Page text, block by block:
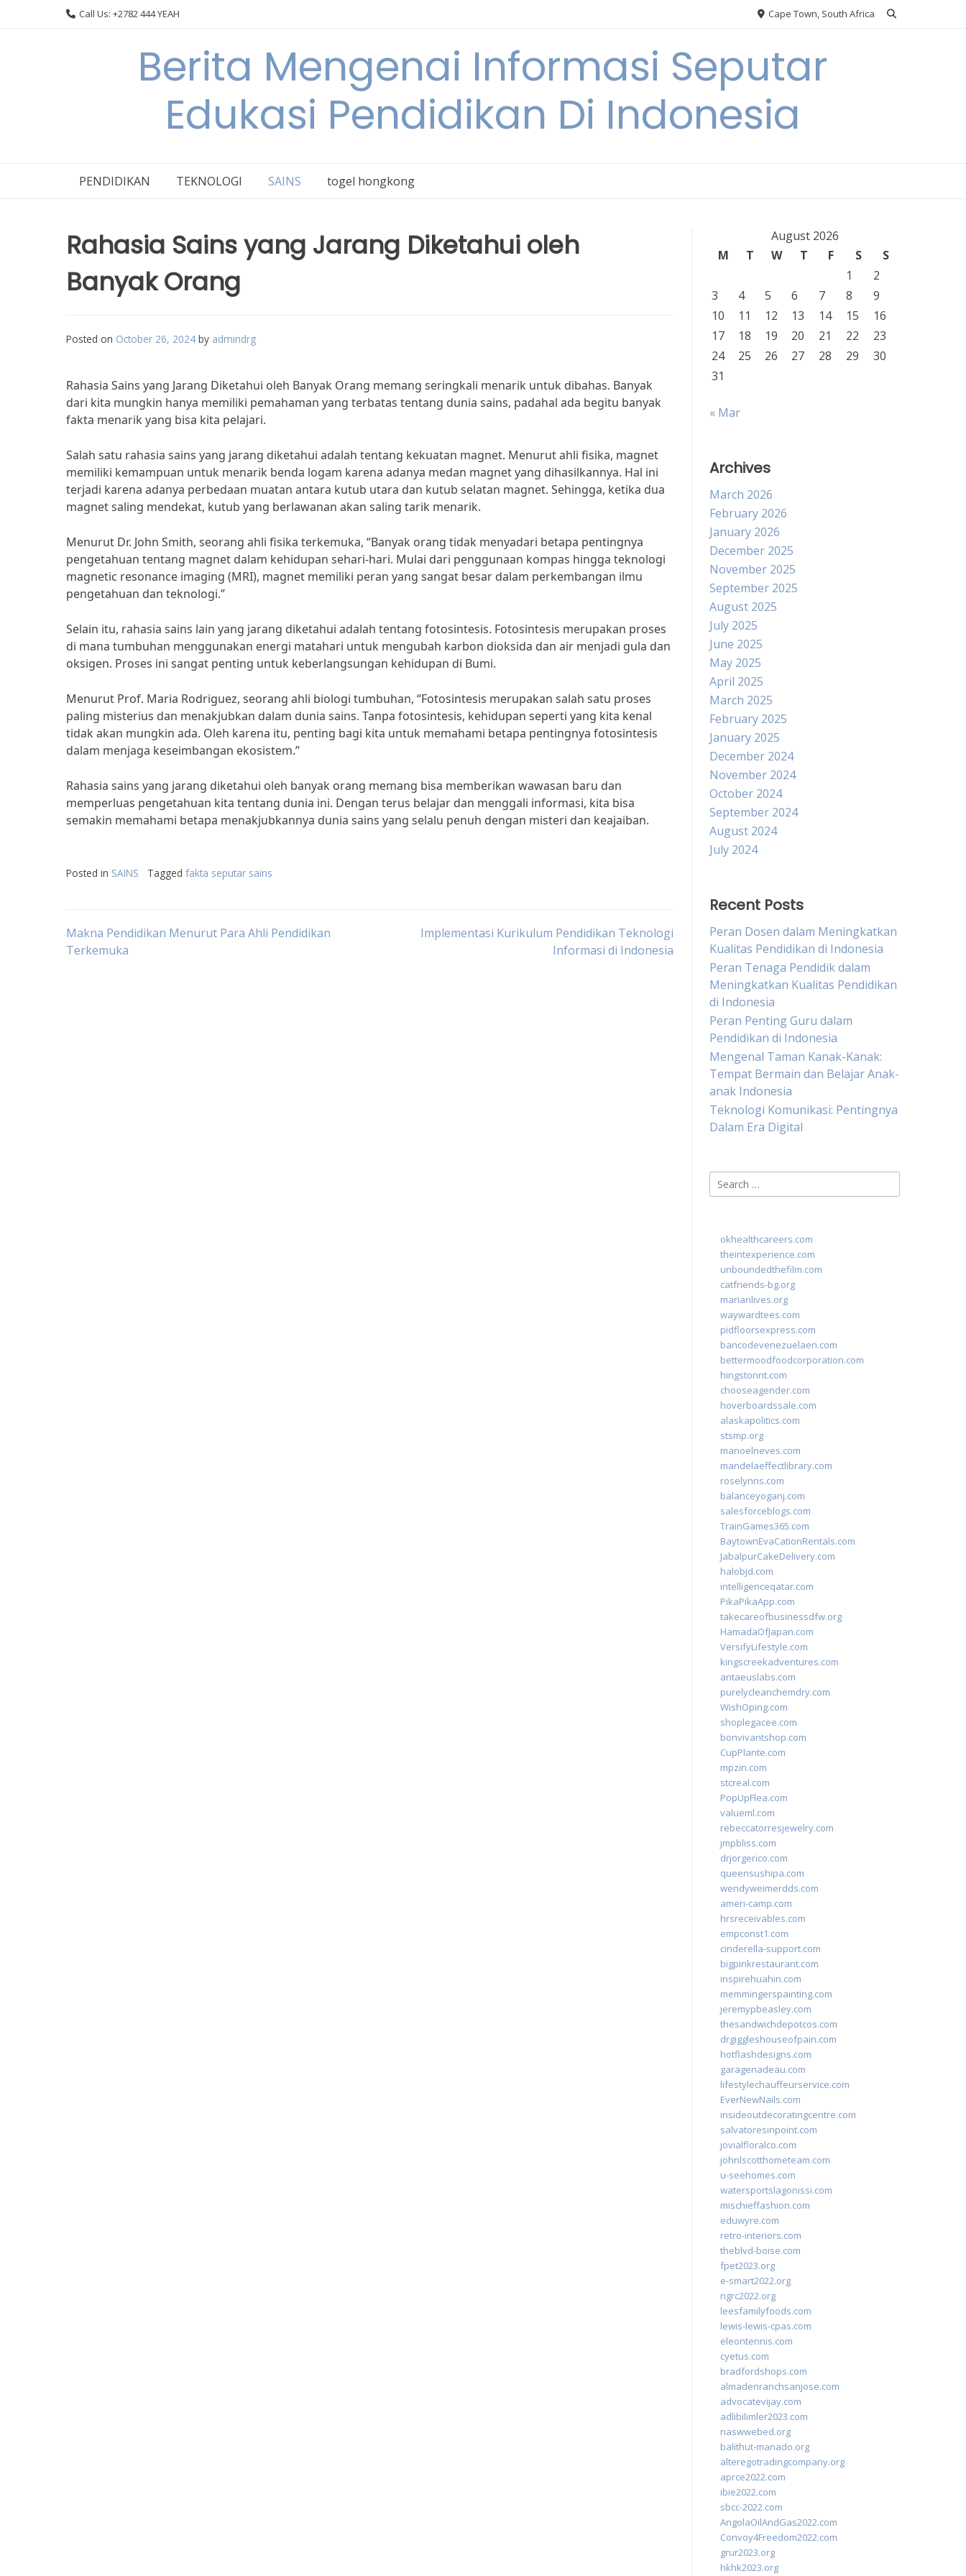
Call Us: +2782 444 YEAH Cape Town, South Africa
Berita Mengenai Informasi Seputar
Edukasi Pendidikan Di Indonesia
PENDIDIKAN TEKNOLOGI SAINS togel hongkong
Rahasia Sains yang Jarang Diketahui oleh
Banyak Orang
Posted on October 26, 2024 by admindrg
Rahasia Sains yang Jarang Diketahui oleh Banyak Orang memang seringkali menarik untuk dibahas. Banyak
dari kita mungkin hanya memiliki pemahaman yang terbatas tentang dunia sains, padahal ada begitu banyak
fakta menarik yang bisa kita pelajari.
Salah satu rahasia sains yang jarang diketahui adalah tentang kekuatan magnet. Menurut ahli fisika, magnet
memiliki kemampuan untuk menarik benda logam karena adanya medan magnet yang dihasilkannya. Hal ini
terjadi karena adanya perbedaan muatan antara kutub utara dan kutub selatan magnet. Sehingga, ketika dua
magnet saling mendekat, kutub yang berlawanan akan saling tarik menarik.
Menurut Dr. John Smith, seorang ahli fisika terkemuka, “Banyak orang tidak menyadari betapa pentingnya
pengetahuan tentang magnet dalam kehidupan sehari-hari. Mulai dari penggunaan kompas hingga teknologi
magnetic resonance imaging (MRI), magnet memiliki peran yang sangat besar dalam perkembangan ilmu
pengetahuan dan teknologi.”
Selain itu, rahasia sains lain yang jarang diketahui adalah tentang fotosintesis. Fotosintesis merupakan proses
di mana tumbuhan menggunakan energi matahari untuk mengubah karbon dioksida dan air menjadi gula dan
oksigen. Proses ini sangat penting untuk keberlangsungan kehidupan di Bumi.
Menurut Prof. Maria Rodriguez, seorang ahli biologi tumbuhan, “Fotosintesis merupakan salah satu proses
paling misterius dan menakjubkan dalam dunia sains. Tanpa fotosintesis, kehidupan seperti yang kita kenal
tidak akan mungkin ada. Oleh karena itu, penting bagi kita untuk memahami betapa pentingnya fotosintesis
dalam menjaga keseimbangan ekosistem.”
Rahasia sains yang jarang diketahui oleh banyak orang memang bisa memberikan wawasan baru dan
memperluas pengetahuan kita tentang dunia ini. Dengan terus belajar dan menggali informasi, kita bisa
semakin memahami betapa menakjubkannya dunia sains yang selalu penuh dengan misteri dan keajaiban.
Posted in SAINS Tagged fakta seputar sains
Post
Makna Pendidikan Menurut Para Ahli Pendidikan
Terkemuka
Implementasi Kurikulum Pendidikan Teknologi
Informasi di Indonesia
August 2026
M
T W T F S
S
1
2
3
4 5 6 7 8
9
10
11 12 13 14 15
16
17
18 19 20 21 22
23
24
25 26 27 28 29
30
31
« Mar
Archives
March 2026
February 2026
January 2026
December 2025
November 2025
September 2025
August 2025
July 2025
June 2025
May 2025
April 2025
March 2025
February 2025
January 2025
December 2024
November 2024
October 2024
September 2024
August 2024
July 2024
Recent Posts
Peran Dosen dalam Meningkatkan
Kualitas Pendidikan di Indonesia
Peran Tenaga Pendidik dalam
Meningkatkan Kualitas Pendidikan
di Indonesia
Peran Penting Guru dalam
Pendidikan di Indonesia
Mengenal Taman Kanak-Kanak:
Tempat Bermain dan Belajar Anak-
anak Indonesia
Teknologi Komunikasi: Pentingnya
Dalam Era Digital
Search
for:
okhealthcareers.com
theintexperience.com
unboundedthefilm.com
catfriends-bg.org
marianlives.org
waywardtees.com
pidfloorsexpress.com
bancodevenezuelaen.com
bettermoodfoodcorporation.com
hingstonnt.com
chooseagender.com
hoverboardssale.com
alaskapolitics.com
stsmp.org
manoelneves.com
mandelaeffectlibrary.com
roselynns.com
balanceyoganj.com
salesforceblogs.com
TrainGames365.com
BaytownEvaCationRentals.com
JabalpurCakeDelivery.com
halobjd.com
intelligenceqatar.com
PikaPikaApp.com
takecareofbusinessdfw.org
HamadaOfJapan.com
VersifyLifestyle.com
kingscreekadventures.com
antaeuslabs.com
purelycleanchemdry.com
WishOping.com
shoplegacee.com
bonvivantshop.com
CupPlante.com
mpzin.com
stcreal.com
PopUpFlea.com
valueml.com
rebeccatorresjewelry.com
jmpbliss.com
drjorgerico.com
queensushipa.com
wendyweimerdds.com
ameri-camp.com
hrsreceivables.com
empconst1.com
cinderella-support.com
bigpinkrestaurant.com
inspirehuahin.com
memmingerspainting.com
jeremypbeasley.com
thesandwichdepotcos.com
drgiggleshouseofpain.com
hotflashdesigns.com
garagenadeau.com
lifestylechauffeurservice.com
EverNewNails.com
insideoutdecoratingcentre.com
salvatoresinpoint.com
jovialfloralco.com
johnlscotthometeam.com
u-seehomes.com
watersportslagonissi.com
mischieffashion.com
eduwyre.com
retro-interiors.com
theblvd-boise.com
fpet2023.org
e-smart2022.org
ngrc2022.org
leesfamilyfoods.com
lewis-lewis-cpas.com
eleontennis.com
cyetus.com
bradfordshops.com
almadenranchsanjose.com
advocatevijay.com
adlibilimler2023.com
naswwebed.org
balithut-manado.org
alteregotradingcompany.org
aprce2022.com
ibie2022.com
sbcc-2022.com
AngolaOilAndGas2022.com
Convoy4Freedom2022.com
grur2023.org
hkhk2023.org